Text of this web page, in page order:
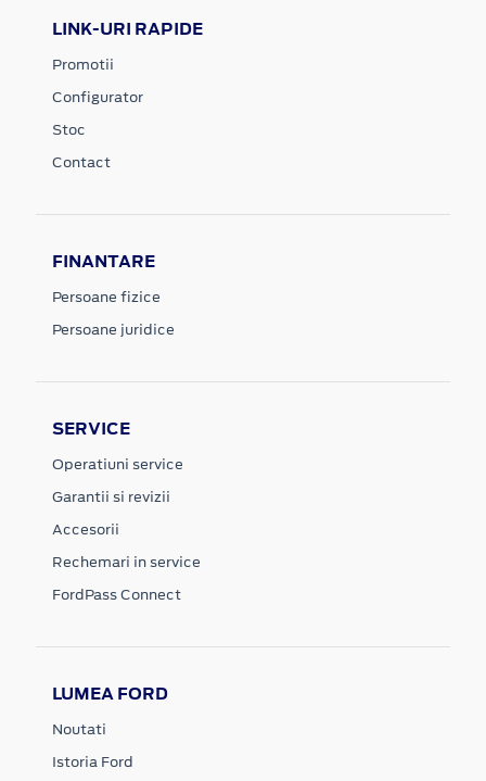
LINK-URI RAPIDE
Promotii
Configurator
Stoc
Contact
FINANTARE
Persoane fizice
Persoane juridice
SERVICE
Operatiuni service
Garantii si revizii
Accesorii
Rechemari in service
FordPass Connect
LUMEA FORD
Noutati
Istoria Ford